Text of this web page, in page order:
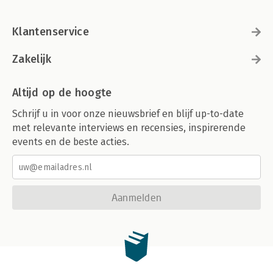
Klantenservice
Zakelijk
Altijd op de hoogte
Schrijf u in voor onze nieuwsbrief en blijf up-to-date
met relevante interviews en recensies, inspirerende
events en de beste acties.
Aanmelden